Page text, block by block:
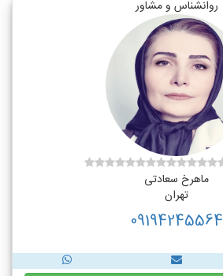
روانشناس و مشاور
ماهرخ سعادتی
تهران
09194245564